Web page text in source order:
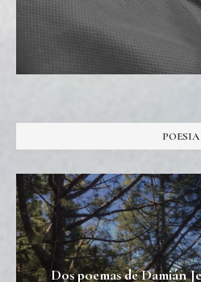
POESIA
Dos poemas de Damián